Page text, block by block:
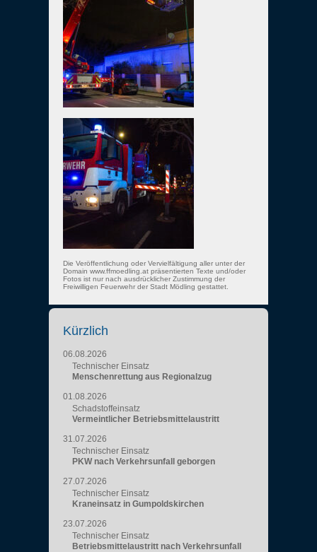
Die Veröffentlichung oder Vervielfältigung aller unter der
Domain www.ffmoedling.at präsentierten Texte und/oder
Fotos ist nur nach ausdrücklicher Zustimmung der
Freiwilligen Feuerwehr der Stadt Mödling gestattet.
Kürzlich
06.08.2026
Technischer Einsatz
Menschenrettung aus Regionalzug
01.08.2026
Schadstoffeinsatz
Vermeintlicher Betriebsmittelaustritt
31.07.2026
Technischer Einsatz
PKW nach Verkehrsunfall geborgen
27.07.2026
Technischer Einsatz
Kraneinsatz in Gumpoldskirchen
23.07.2026
Technischer Einsatz
Betriebsmittelaustritt nach Verkehrsunfall